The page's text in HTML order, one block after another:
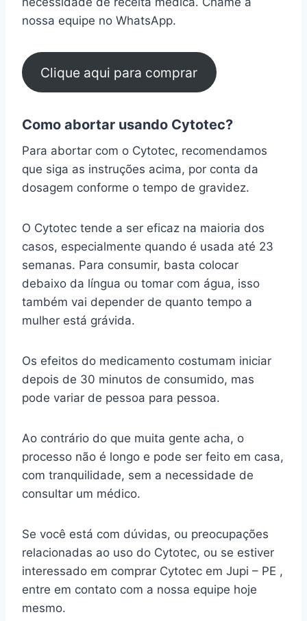
nossa equipe no WhatsApp.
Clique aqui para comprar
Como abortar usando Cytotec?
Para abortar com o Cytotec, recomendamos
que siga as instruções acima, por conta da
dosagem conforme o tempo de gravidez.
O Cytotec tende a ser eficaz na maioria dos
casos, especialmente quando é usada até 23
semanas. Para consumir, basta colocar
debaixo da língua ou tomar com água, isso
também vai depender de quanto tempo a
mulher está grávida.
Os efeitos do medicamento costumam iniciar
depois de 30 minutos de consumido, mas
pode variar de pessoa para pessoa.
Ao contrário do que muita gente acha, o
processo não é longo e pode ser feito em casa,
com tranquilidade, sem a necessidade de
consultar um médico.
Se você está com dúvidas, ou preocupações
relacionadas ao uso do Cytotec, ou se estiver
interessado em comprar Cytotec em Jupi – PE ,
entre em contato com a nossa equipe hoje
mesmo.